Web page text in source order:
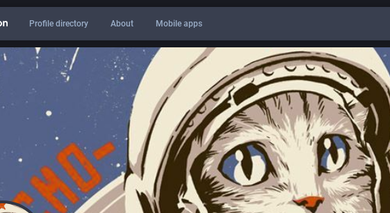
Profile directory About Mobile apps